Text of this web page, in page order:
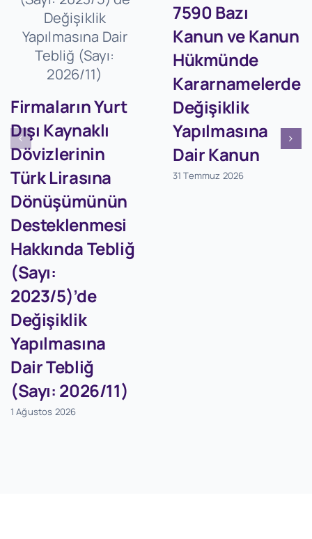
Firmaların Yurt
Dışı Kaynaklı
Dövizlerinin
Türk Lirasına
Dönüşümünün
Desteklenmesi
Hakkında Tebliğ
(Sayı:
2023/5)’de
Değişiklik
Yapılmasına
Dair Tebliğ
(Sayı: 2026/11)
1 Ağustos 2026
7590 Bazı
Kanun ve Kanun
Hükmünde
Kararnamelerde
Değişiklik
Yapılmasına
Dair Kanun
31 Temmuz 2026